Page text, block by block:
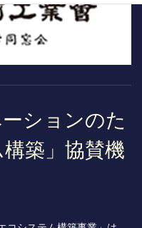
ションのた
築」協賛機